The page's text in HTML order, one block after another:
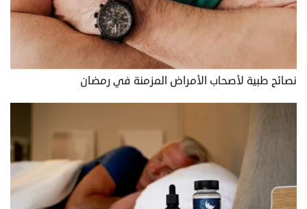
نصائح طبية لأصحاب الأمراض المزمنة في رمضان